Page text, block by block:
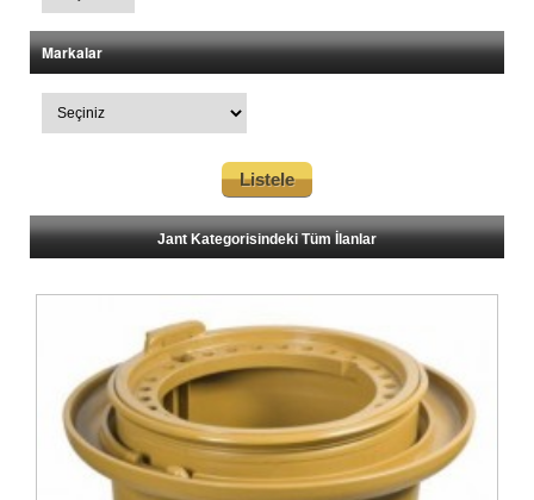
Markalar
Jant Kategorisindeki Tüm İlanlar